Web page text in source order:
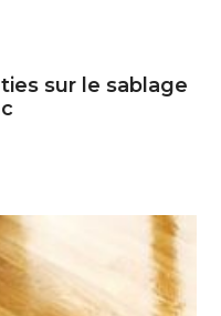
sur le sablage